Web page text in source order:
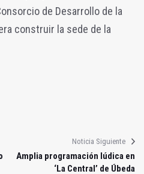
de Desarrollo de la
construir la sede de la
Noticia Siguiente
Amplia programación lúdica en
‘La Central’ de Úbeda